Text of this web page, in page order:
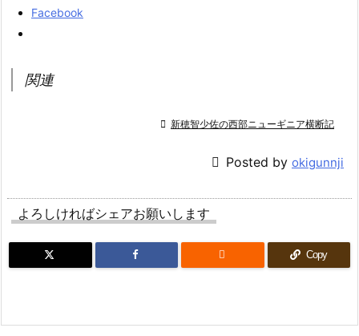
Facebook
関連
 新穂智少佐の西部ニューギニア横断記
 Posted by okigunnji
よろしければシェアお願いします
 Copy